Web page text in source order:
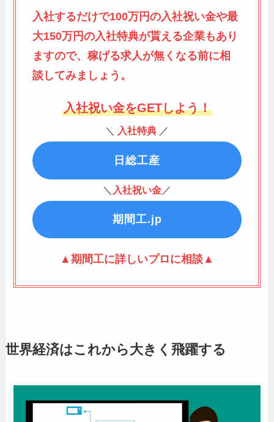
入社するだけで100万円の入社祝い金や最
大150万円の入社特典が貰える企業もあり
ますので、稼げる求人が無くなる前に相
談してみましょう。
入社祝い金をGETしよう！
＼ 入社特典 ／
日総工産
＼ 入社祝い金 ／
期間工.jp
▲期間工に詳しいプロに相談▲
世界経済はこれから大きく飛躍する